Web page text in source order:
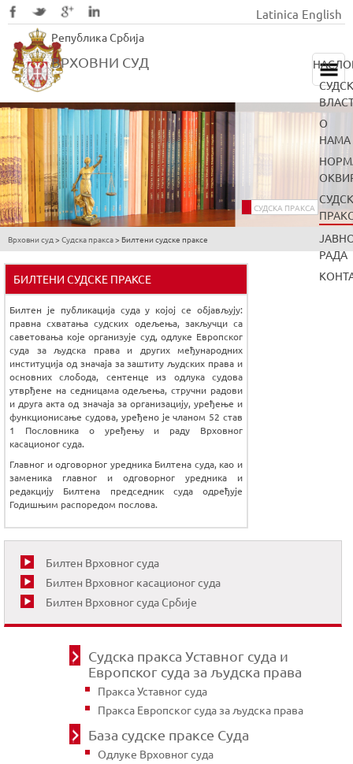
to
main
Република Србија
ВРХОВНИ СУД
Latinica English
О
НАМА
РАДА
СУДСКА ПРАКСА
You
are
here
Врховни суд > Судска пракса> Билтени судске праксе
БИЛТЕНИ СУДСКЕ ПРАКСЕ
Билтен је публикација суда у којој се објављују:
правна схватања судских одељења, закључци са
саветовања које организује суд, одлуке Европског
суда за људска права и других међународних
институција од значаја за заштиту људских права и
основних слобода, сентенце из одлука судова
утврђене на седницама одељења, стручни радови
и друга акта од значаја за организацију, уређење и
функционисање судова, уређено је чланом 52 став
1 Пословника о уређењу и раду Врховног
касационог суда.
Главног и одговорног уредника Билтена суда, као и
заменика главног и одговорног уредника и
редакцију Билтена председник суда одређује
Годишњим распоредом послова.
Билтен Врховног суда
Билтен Врховног касационог суда
Билтен Врховног суда Србије
Судска пракса Уставног суда и
Европског суда за људска права
Пракса Уставног суда
Пракса Европског суда за људска права
База судске праксе Суда
Одлуке Врховног суда